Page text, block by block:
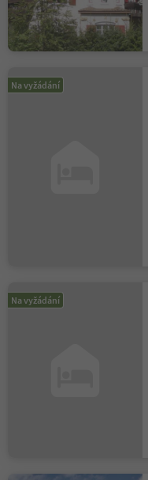
Na vyžádání
Na vyžádání